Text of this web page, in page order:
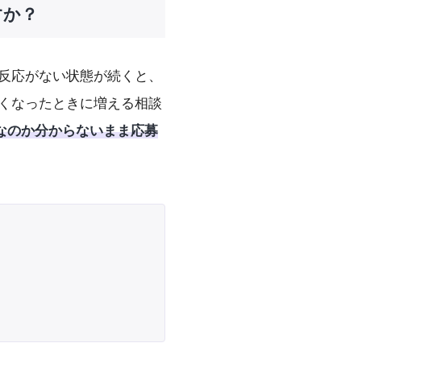
？
がない状態が続くと、
なったときに増える相談
のか分からないまま応募